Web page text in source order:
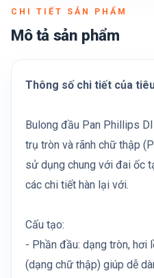
CHI TIẾT SẢN PHẨM
Mô tả sản phẩm
Thông số chi tiết của
Bulong đầu Pan Phillips
trụ tròn và rãnh chữ thập
sử dụng chung với đai ốc
các chi tiết hàn lại với.
Cấu tạo:
- Phần đầu: dạng tròn, hơi
(dạng chữ thập) giúp dễ